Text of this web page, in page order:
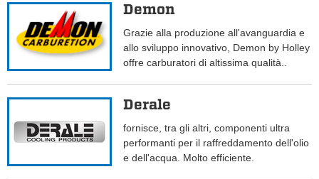
Demon
Grazie alla produzione all'avanguardia e
allo sviluppo innovativo, Demon by Holley
offre carburatori di altissima qualità..
Derale
fornisce, tra gli altri, componenti ultra
performanti per il raffreddamento dell'olio
e dell'acqua. Molto efficiente.